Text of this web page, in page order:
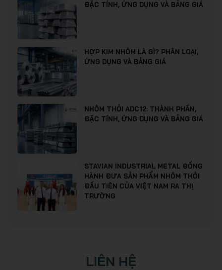
ĐẶC TÍNH, ỨNG DỤNG VÀ BẢNG GIÁ
HỢP KIM NHÔM LÀ GÌ? PHÂN LOẠI,
ỨNG DỤNG VÀ BẢNG GIÁ
NHÔM THỎI ADC12: THÀNH PHẦN,
ĐẶC TÍNH, ỨNG DỤNG VÀ BẢNG GIÁ
STAVIAN INDUSTRIAL METAL ĐỒNG
HÀNH ĐƯA SẢN PHẨM NHÔM THỎI
ĐẦU TIÊN CỦA VIỆT NAM RA THỊ
TRƯỜNG
LIÊN HỆ